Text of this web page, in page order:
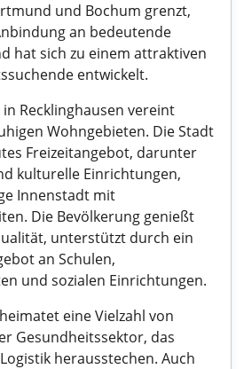
und Bochum grenzt,
an bedeutende
hat sich zu einem attraktiven
entwickelt.
Recklinghausen vereint
Wohngebieten. Die Stadt
Freizeitangebot, darunter
kulturelle Einrichtungen,
Innenstadt mit
Die Bevölkerung genießt
unterstützt durch ein
an Schulen,
und sozialen Einrichtungen.
eine Vielzahl von
Gesundheitssektor, das
herausstechen. Auch